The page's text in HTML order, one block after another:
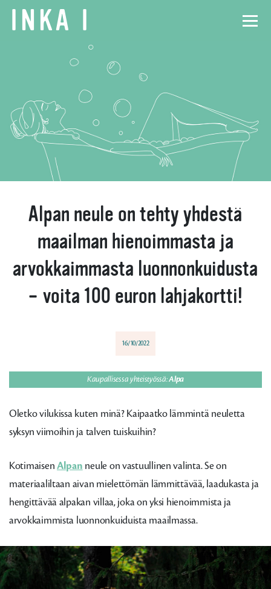
INKA I
Alpan neule on tehty yhdestä
maailman hienoimmasta ja
arvokkaimmasta luonnonkuidusta
– voita 100 euron lahjakortti!
16/10/2022
Kaupallisessa yhteistyössä:Alpa
Oletko vilukissa kuten minä? Kaipaatko lämmintä neuletta
syksyn viimoihin ja talven tuiskuihin?
KotimaisenAlpanneule on vastuullinen valinta. Se on
materiaaliltaan aivan mielettömän lämmittävää, laadukasta ja
hengittävää alpakan villaa, joka on yksi hienoimmista ja
arvokkaimmista luonnonkuiduista maailmassa.